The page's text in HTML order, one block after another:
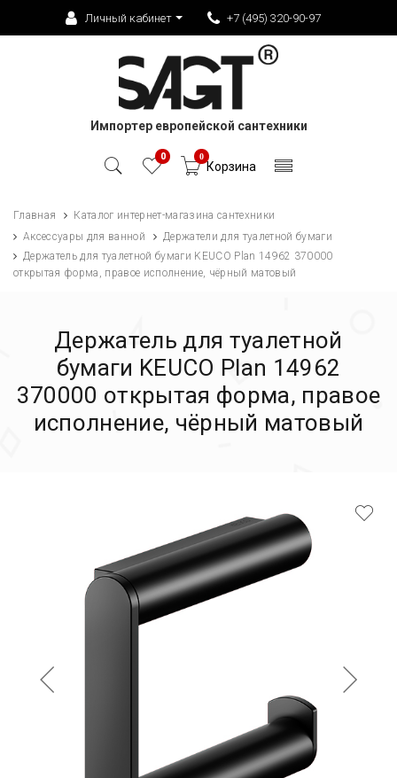
Личный кабинет +7 (495) 320-90-97
Импортер европейской сантехники
0 0
Корзина
Главная
Каталог интернет-магазина сантехники
Аксессуары для ванной
Держатели для туалетной бумаги
Держатель для туалетной бумаги KEUCO Plan 14962 370000
открытая форма, правое исполнение, чёрный матовый
Держатель для туалетной
бумаги KEUCO Plan 14962
370000 открытая форма, правое
исполнение, чёрный матовый